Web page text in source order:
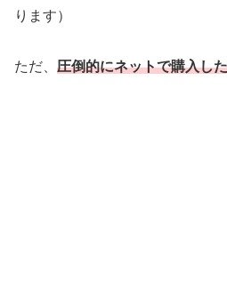
ります）
ただ、 圧倒的にネットで購入し